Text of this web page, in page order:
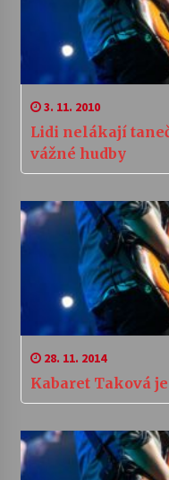
3. 11. 2010
Lidi nelákají
vážné hudby
28. 11. 2014
Kabaret Taková